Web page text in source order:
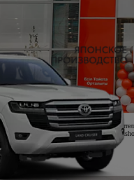
с городом растёт и потребность
он входит в состав группы Toyota